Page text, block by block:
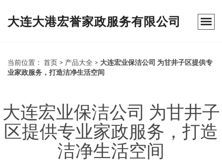
大连大港宏誉家政服务有限公司
当前位置： 首页 > 产品大全 > 大连宏业保洁公司 为甘井子区提供专
业家政服务，打造洁净生活空间
大连宏业保洁公司 为甘井子
区提供专业家政服务，打造
洁净生活空间